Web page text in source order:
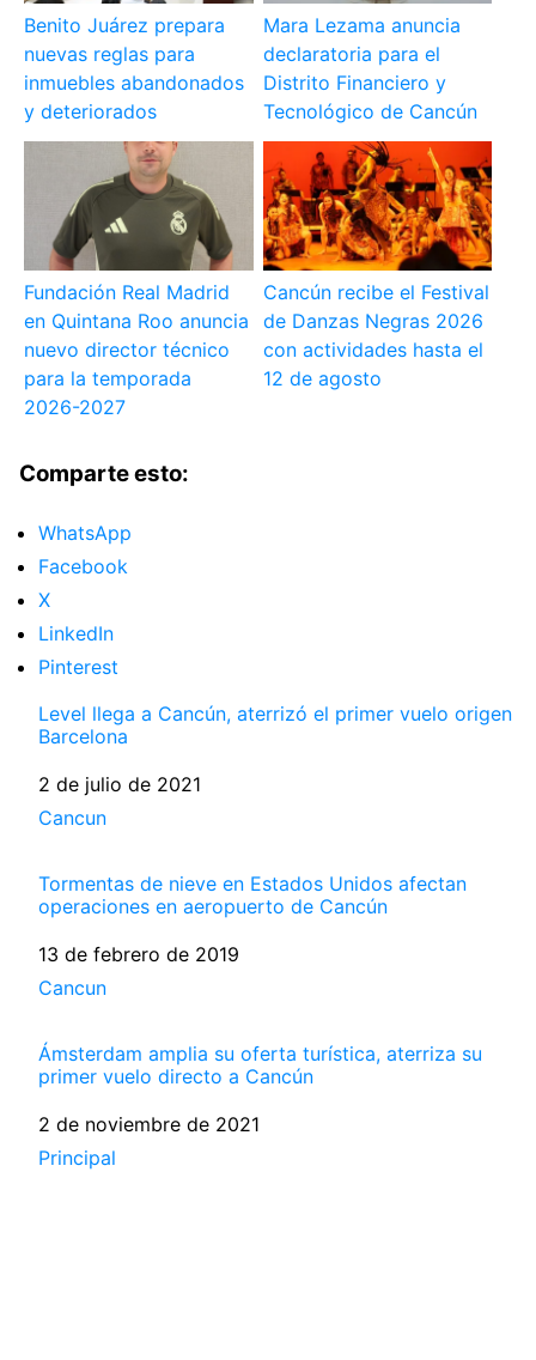
Benito Juárez prepara
nuevas reglas para
inmuebles abandonados
y deteriorados
Mara Lezama anuncia
declaratoria para el
Distrito Financiero y
Tecnológico de Cancún
Fundación Real Madrid
en Quintana Roo anuncia
nuevo director técnico
para la temporada
2026-2027
Cancún recibe el Festival
de Danzas Negras 2026
con actividades hasta el
12 de agosto
Comparte esto:
WhatsApp
Facebook
X
LinkedIn
Pinterest
Level llega a Cancún, aterrizó el primer vuelo origen
Barcelona
Fecha
2 de julio de 2021
Respecto a
Cancun
Tormentas de nieve en Estados Unidos afectan
operaciones en aeropuerto de Cancún
Fecha
13 de febrero de 2019
Respecto a
Cancun
Ámsterdam amplia su oferta turística, aterriza su
primer vuelo directo a Cancún
Fecha
2 de noviembre de 2021
Respecto a
Principal